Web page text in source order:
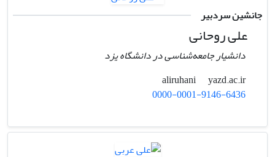
جانشین سردبیر
علی روحانی
دانشیار جامعه‌شناسی در دانشگاه یزد
aliruhani
yazd.ac.ir
0000-0001-9146-6436